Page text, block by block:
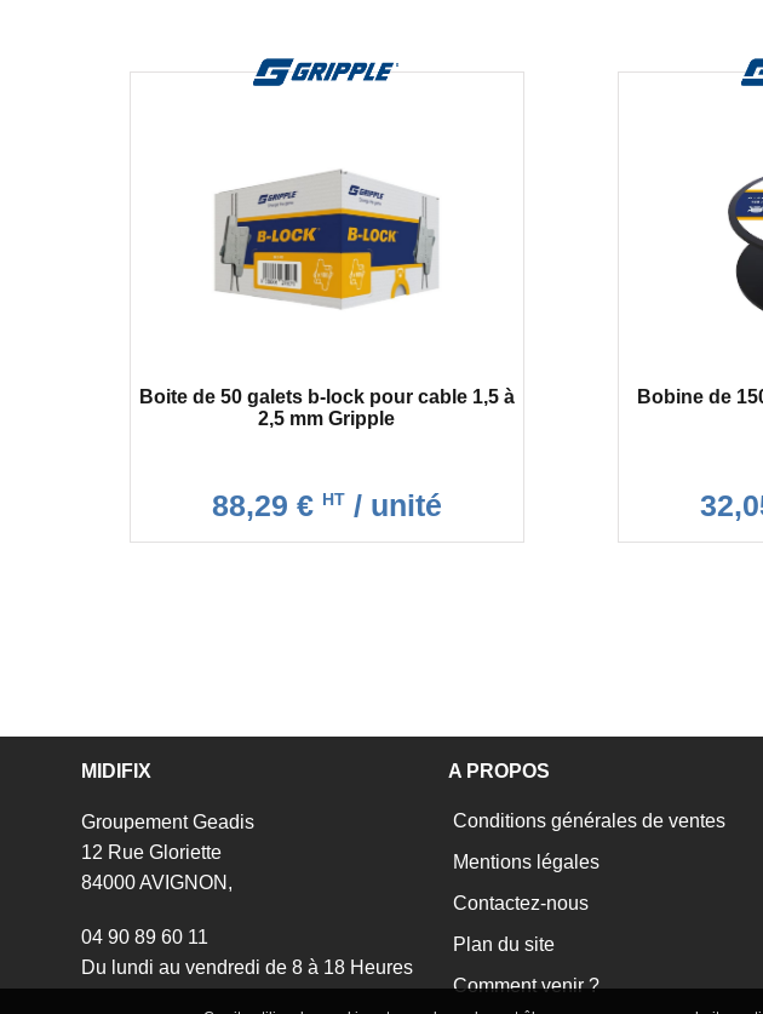
Boite de 50 galets b-lock pour cable 1,5 à
2,5 mm Gripple
88,29 € HT/ unité
Bobine de
MIDIFIX
Groupement Geadis
12 Rue Gloriette
84000 AVIGNON,
04 90 89 60 11
Du lundi au vendredi de 8 à 18 Heures
A PROPOS
Conditions générales de ventes
Mentions légales
Contactez-nous
Plan du site
Comment venir ?